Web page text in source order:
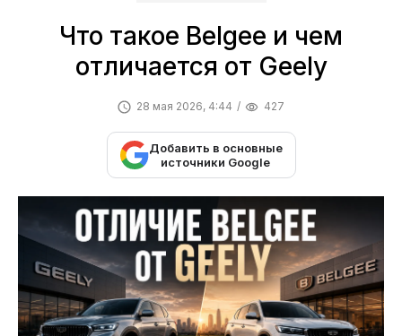
В НАЛИЧИИ
МОТОЦИКЛЫ
ОТЗЫВЫ
ВАКАНСИИ
О КОМПАНИИ
Что такое Belgee и чем
отличается от Geely
28 мая 2026, 4:44 427
Добавить в основные
источники Google